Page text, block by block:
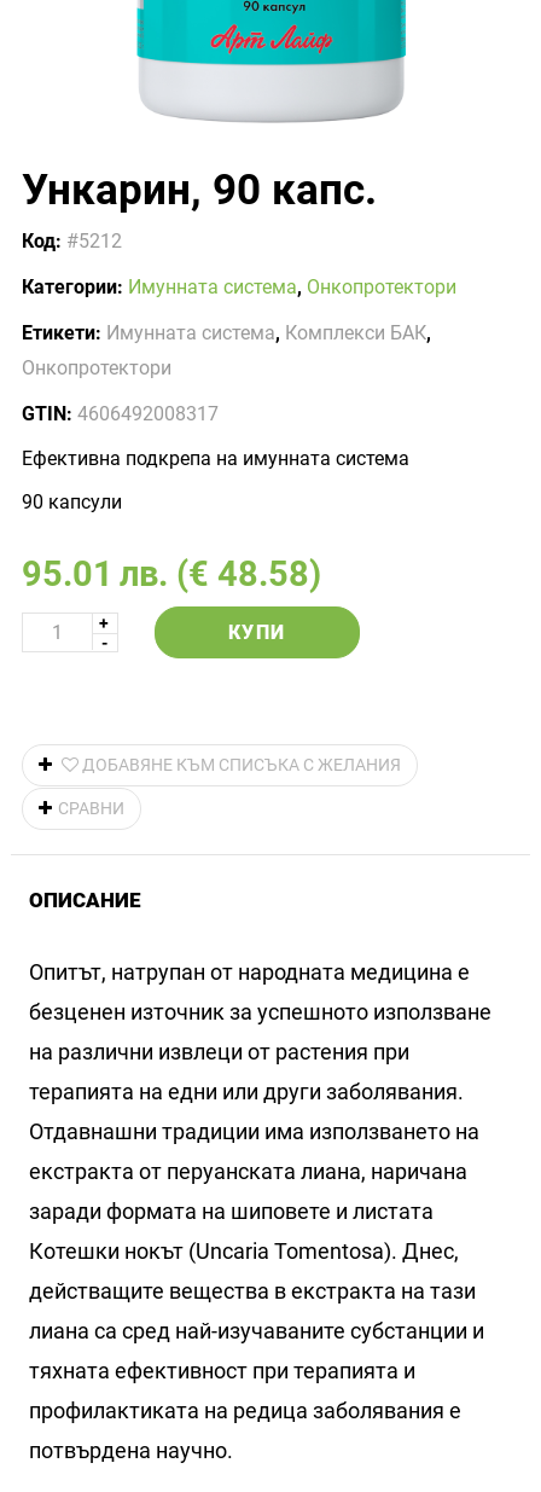
Ункарин, 90 капс.
Код: #5212
Категории: Имунната система, Онкопротектори
Етикети: Имунната система, Комплекси БАК,
Онкопротектори
GTIN: 4606492008317
Ефективна подкрепа на имунната система
90 капсули
95.01 лв. (€ 48.58)
КУПИ
ДОБАВЯНЕ КЪМ СПИСЪКА С ЖЕЛАНИЯ
СРАВНИ
ОПИСАНИЕ
Опитът, натрупан от народната медицина е
безценен източник за успешното използване
на различни извлеци от растения при
терапията на едни или други заболявания.
Отдавнашни традиции има използването на
екстракта от перуанската лиана, наричана
заради формата на шиповете и листата
Котешки нокът (Uncaria Tomentosa). Днес,
действащите вещества в екстракта на тази
лиана са сред най-изучаваните субстанции и
тяхната ефективност при терапията и
профилактиката на редица заболявания е
потвърдена научно.